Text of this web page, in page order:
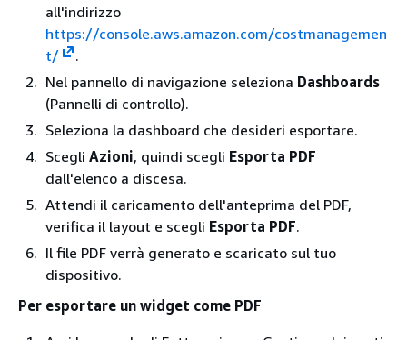
all'indirizzo
https://console.aws.amazon.com/costmanagemen
t/
.
Nel pannello di navigazione seleziona Dashboards
(Pannelli di controllo).
Seleziona la dashboard che desideri esportare.
Scegli Azioni, quindi scegli Esporta PDF
dall'elenco a discesa.
Attendi il caricamento dell'anteprima del PDF,
verifica il layout e scegli Esporta PDF.
Il file PDF verrà generato e scaricato sul tuo
dispositivo.
Per esportare un widget come PDF